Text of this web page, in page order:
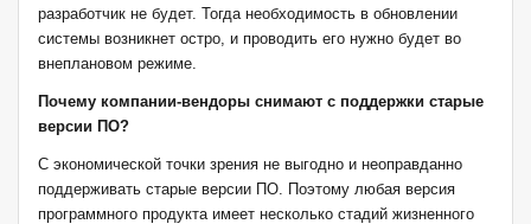
разработчик не будет. Тогда необходимость в обновлении
системы возникнет остро, и проводить его нужно будет во
внеплановом режиме.
Почему компании-вендоры снимают с поддержки старые
версии ПО?
С экономической точки зрения не выгодно и неоправданно
поддерживать старые версии ПО. Поэтому любая версия
программного продукта имеет несколько стадий жизненного